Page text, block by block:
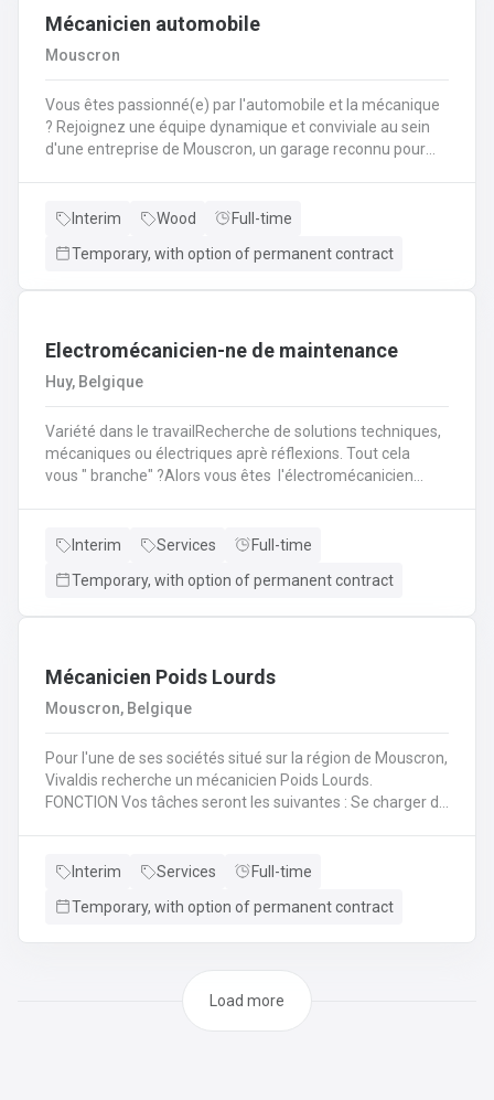
Mécanicien automobile
Mouscron
Vous êtes passionné(e) par l'automobile et la mécanique
? Rejoignez une équipe dynamique et conviviale au sein
d'une entreprise de Mouscron, un garage reconnu pour
des véhicules (vidanges, freins, amortisseurs,
interventions mécaniques nécessaires.Assurer le
leur véhicule et les réparations à prévoir.
Interim Wood
Full-time
Temporary, with option of permanent contract
Electromécanicien-ne de maintenance
Huy, Belgique
Variété dans le travailRecherche de solutions techniques,
mécaniques ou électriques aprè réflexions. Tout cela
vous " branche" ?Alors vous êtes l'électromécanicien
charge de différentes missions en intervention directe
chantiers en région liégeoise de notre client.
Interim Services
Full-time
Temporary, with option of permanent contract
Mécanicien Poids Lourds
Mouscron, Belgique
Pour l'une de ses sociétés situé sur la région de Mouscron,
Vivaldis recherche un mécanicien Poids Lourds.
FONCTION Vos tâches seront les suivantes : Se charger du
Cela consiste à : - Inspecter le moteur d’un véhicule et ses
avec précision les problèmes - Inspecter l’ordinateur de
des liquides, lubrification des pièces, etc.) pour assurer la
Interim Services
Full-time
Temporary, with option of permanent contract
Load more